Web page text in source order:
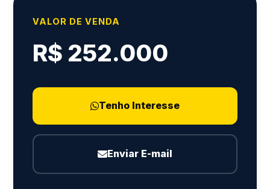
VALOR DE VENDA
R$ 252.000
Tenho Interesse
Enviar E-mail